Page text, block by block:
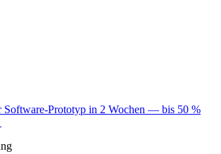
Software-Prototyp in 2 Wochen — bis 50 %